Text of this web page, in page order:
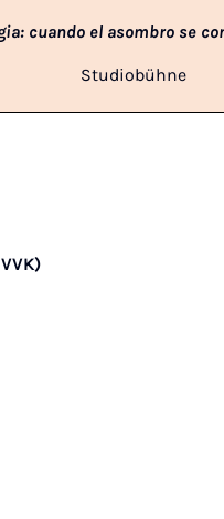
cuando el asombro se
Studiobühne